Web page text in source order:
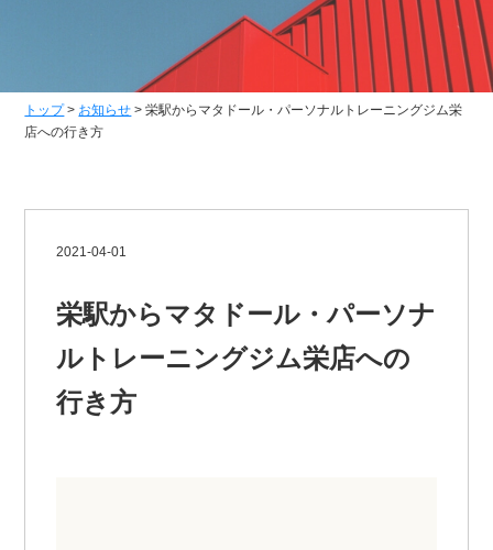
トップ> お知らせ >栄駅からマタドール・パーソナルトレーニングジム栄
店への行き方
2021-04-01
栄駅からマタドール・パーソナ
ルトレーニングジム栄店への
行き方